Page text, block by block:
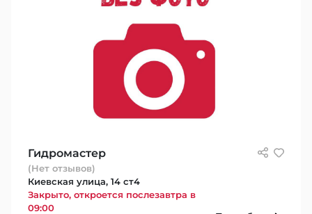
Гидромастер
(Нет отзывов)
Киевская улица, 14 ст4
Закрыто, откроется послезавтра в
09:00